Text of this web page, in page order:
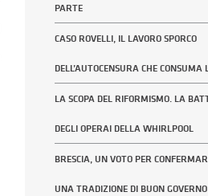
PARTE
CASO ROVELLI, IL LAVORO SPORCO
DELL’AUTOCENSURA CHE
LA SCOPA DEL RIFORMISMO. LA
DEGLI OPERAI DELLA WHIRLPOOL
BRESCIA, UN VOTO PER
UNA TRADIZIONE DI BUON GOVERNO